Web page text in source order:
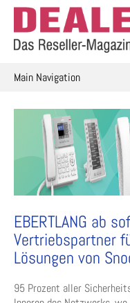
Skip
content
Main Navigation
EBERTLANG ab
Vertriebspartner
Lösungen von
95 Prozent aller